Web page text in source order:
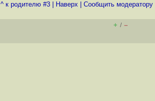
^ к родителю #3 Наверх Cообщить модератору
+ / –